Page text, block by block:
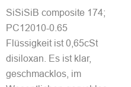
SiSiSiB composite 174;
PC12010-0.65
Flüssigkeit ist 0,65cSt
disiloxan. Es ist klar,
geschmacklos, im